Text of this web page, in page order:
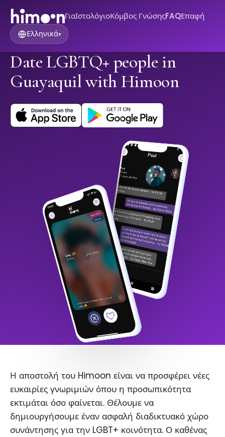
ΓιαΙστολόγιοΚόμβος ΓνώσηςFAQΕπαφή
Ελληνικά▾
Date LGBTQ+ people in
Guayaquil with Himoon
Η αποστολή του Himoon είναι να προσφέρει νέες
ευκαιρίες γνωριμιών όπου η προσωπικότητα
εκτιμάται όσο φαίνεται. Θέλουμε να
δημιουργήσουμε έναν ασφαλή διαδικτυακό χώρο
συνάντησης για την LGBT+ κοινότητα. Ο καθένας